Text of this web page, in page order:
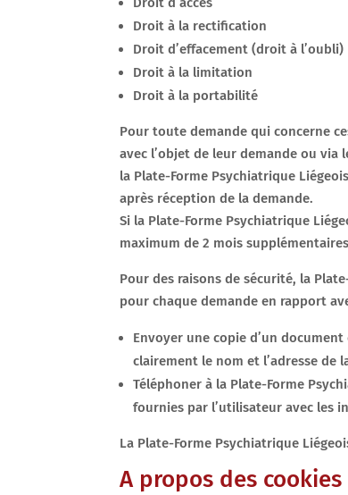
Droit à la rectification
Droit d’effacement (droit à l’oubli)
Droit à la limitation
Droit à la portabilité
Pour toute demande qui concerne
avec l’objet de leur demande ou via
la Plate-Forme Psychiatrique
après réception de la demande.
Si la Plate-Forme Psychiatrique
maximum de 2 mois
Pour des raisons de sécurité, la
pour chaque demande en rapport
Envoyer une copie d’un
clairement le nom et l’adresse de
Téléphoner à la Plate-Forme
fournies par l’utilisateur avec les
La Plate-Forme Psychiatrique
A propos des cookies